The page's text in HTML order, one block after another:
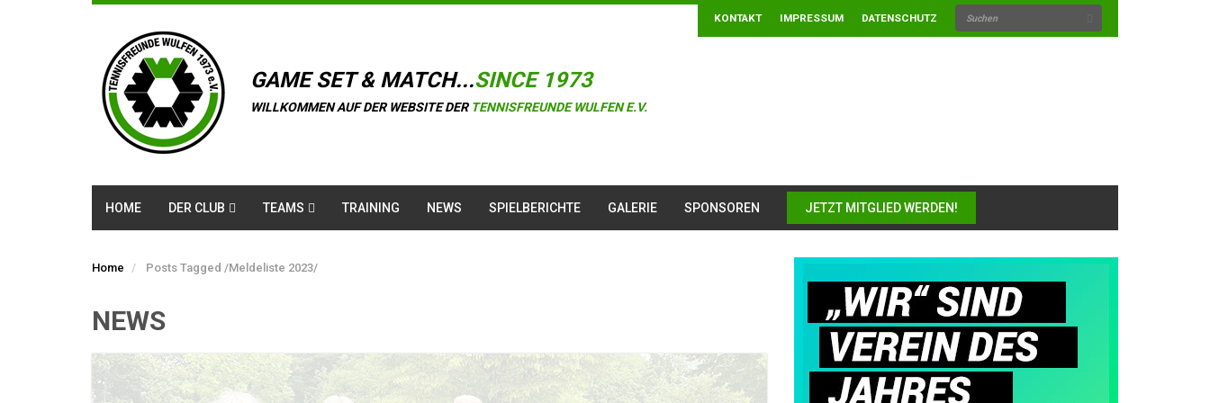
KONTAKT IMPRESSUM DATENSCHUTZ
GAME SET & MATCH...SINCE 1973
WILLKOMMEN AUF DER WEBSITE DER TENNISFREUNDE WULFEN E.V.
HOME DER CLUB TEAMS TRAINING NEWS SPIELBERICHTE GALERIE SPONSOREN JETZT MITGLIED WERDEN!
Home Posts Tagged /Meldeliste 2023/
NEWS